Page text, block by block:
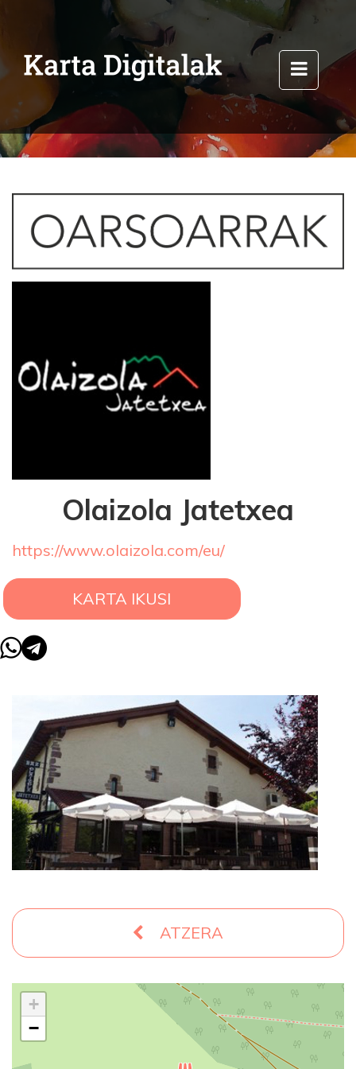
Olaizola Jatetxea
https://www.olaizola.com/eu/
KARTA IKUSI
ATZERA
+
−